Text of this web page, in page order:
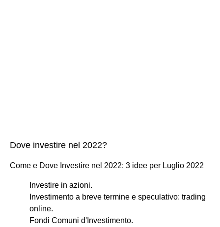
Dove investire nel 2022?
Come e Dove Investire nel 2022: 3 idee per Luglio 2022
Investire in azioni.
Investimento a breve termine e speculativo: trading
online.
Fondi Comuni d'Investimento.